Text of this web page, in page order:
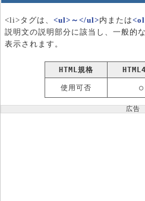
<li>タグは、 <ul>～</ul>内または
説明文の説明部分に該当し、一般的
表示されます。
HTML規格
使用可否 ○
広告